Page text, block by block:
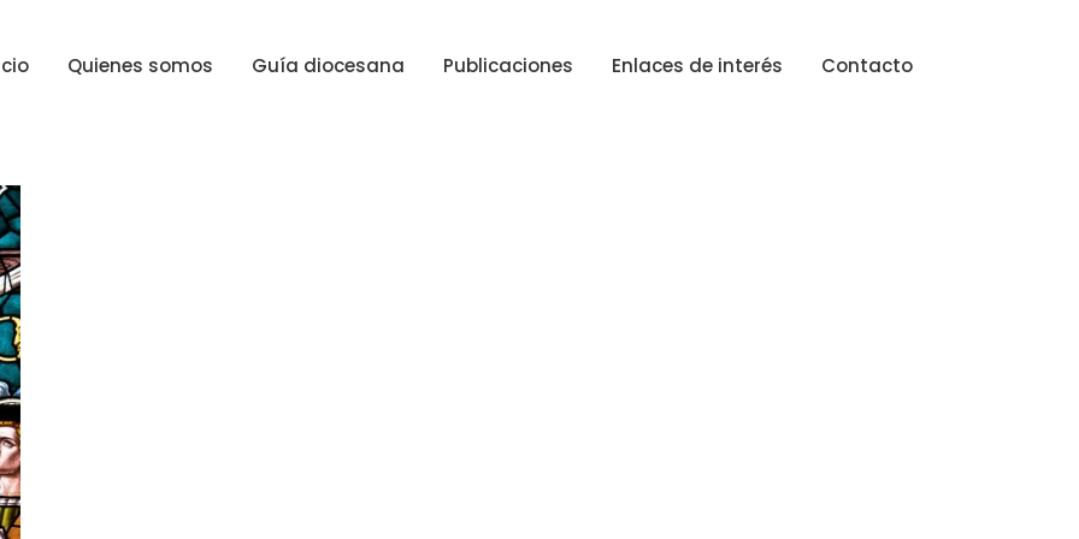
Quienes somos Guía diocesana Publicaciones Enlaces de interés Contacto